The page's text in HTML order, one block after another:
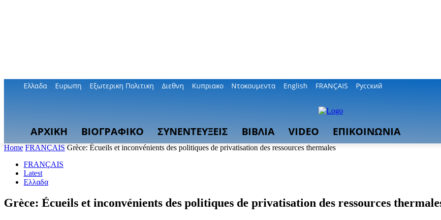
Ελλαδα Ευρωπη Εξωτερικη Πολιτικη Διεθνη Κυπριακο Ντοκουμεντα English FRANÇAIS Русский
ΑΡΧΙΚΗ ΒΙΟΓΡΑΦΙΚΟ ΣΥΝΕΝΤΕΥΞΕΙΣ ΒΙΒΛΙΑ VIDEO ΕΠΙΚΟΙΝΩΝΙΑ
Home FRANÇAIS Grèce: Écueils et inconvénients des politiques de privatisation des ressources thermales
FRANÇAIS
Latest
Ελλαδα
Grèce: Écueils et inconvénients des politiques de privatisation des ressources